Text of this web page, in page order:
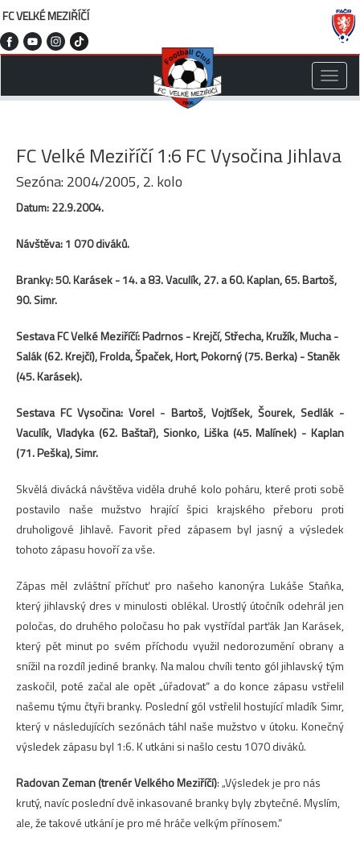
FC VELKÉ MEZIŘÍČÍ
Toggle
FC Velké Meziříčí 1:6 FC Vysočina Jihlava
Sezóna: 2004/2005, 2. kolo
Datum: 22.9.2004.
Návštěva: 1 070 diváků.
Branky: 50. Karásek - 14. a 83. Vaculík, 27. a 60. Kaplan, 65. Bartoš,
90. Simr.
Sestava FC Velké Meziříčí: Padrnos - Krejčí, Střecha, Kružík, Mucha -
Salák (62. Krejčí), Frolda, Špaček, Hort, Pokorný (75. Berka) - Staněk
(45. Karásek).
Sestava FC Vysočina: Vorel - Bartoš, Vojtíšek, Šourek, Sedlák -
Vaculík, Vladyka (62. Baštař), Sionko, Liška (45. Malínek) - Kaplan
(71. Peška), Simr.
Skvělá divácká návštěva viděla druhé kolo poháru, které proti sobě
postavilo naše mužstvo hrající špici krajského přeboru proti
druholigové Jihlavě. Favorit před zápasem byl jasný a výsledek
tohoto zápasu hovoří za vše.
Zápas měl zvláštní příchuť pro našeho kanonýra Lukáše Staňka,
který jihlavský dres v minulosti oblékal. Urostlý útočník odehrál jen
poločas, do druhého poločasu ho pak vystřídal parťák Jan Karásek,
který pět minut po svém příchodu využil nedorozumění obrany a
snížil na rozdíl jediné branky. Na malou chvíli tento gól jihlavský tým
zaskočil, poté začal ale opět „úřadovat“ a do konce zápasu vstřelil
našemu týmu čtyři branky. Poslední gól vstřelil hostující mladík Simr,
který v následujících sezónách táhl naše mužstvo v útoku. Konečný
výsledek zápasu byl 1:6. K utkáni si našlo cestu 1070 diváků.
Radovan Zeman (trenér Velkého Meziříčí): „Výsledek je pro nás
krutý, navíc poslední dvě inkasované branky byly zbytečné. Myslím,
ale, že takové utkání je pro mé hráče velkým přínosem.“